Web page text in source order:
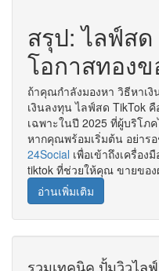
สรุป: ไลฟ์สด
โอกาสทองข
ถ้าคุณกำลังมองหา วิธีหาเ
เงินลงทุน ไลฟ์สด TikTok
เฉพาะในปี 2025 ที่ผู้บริโ
หากคุณพร้อมเริ่มต้น อย่าร
24Social เพื่อเข้าถึงเครื่อ
tiktok ที่ช่วยให้คุณ ขายขอ
อ่านเพิ่มเติม
รวมเทคนิค ปั้มวิวไล